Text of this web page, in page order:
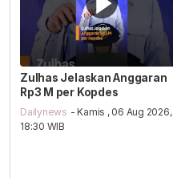
Zulhas Jelaskan Anggaran
Rp3 M per Kopdes
Dailynews - Kamis , 06 Aug 2026,
18:30 WIB